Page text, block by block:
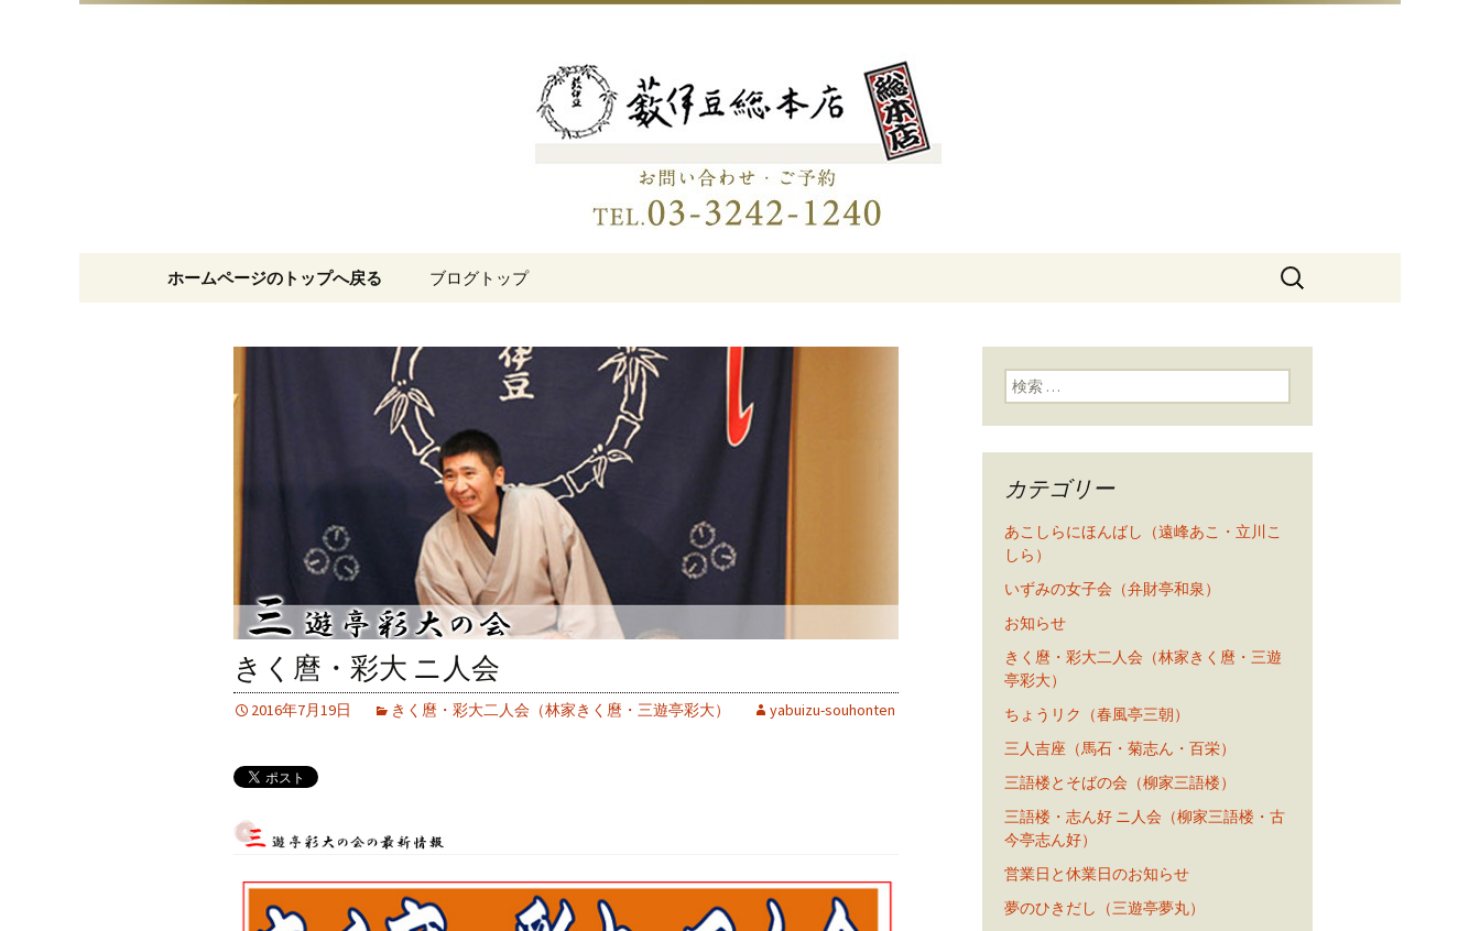
日本橋の老舗蕎麦屋「藪伊豆総本店」
コンテンツへ移動
ホームページのトップへ戻る ブログトップ
検
きく麿・彩大 ニ人会
2016年7月19日 きく麿・彩大二人会（林家きく麿・三遊亭彩大） yabuizu-souhonten
検索:
カテゴリー
あこしらにほんばし（遠峰あこ・立川こ
しら）
いずみの女子会（弁財亭和泉）
お知らせ
きく麿・彩大二人会（林家きく麿・三遊
亭彩大）
ちょうリク（春風亭三朝）
三人吉座（馬石・菊志ん・百栄）
三語楼とそばの会（柳家三語楼）
三語楼・志ん好 ニ人会（柳家三語楼・古
今亭志ん好）
営業日と休業日のお知らせ
夢のひきだし（三遊亭夢丸）